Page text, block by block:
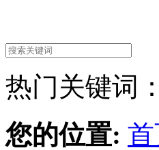
热门关键词：
您的位置: